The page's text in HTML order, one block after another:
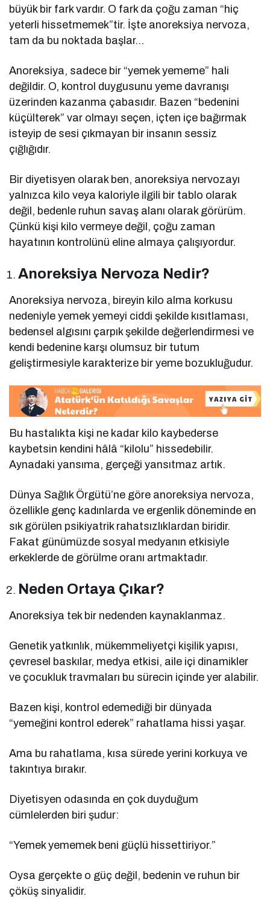
büyük bir fark vardır. O fark da çoğu zaman “hiç
yeterli hissetmemek”tir. İşte anoreksiya nervoza,
tam da bu noktada başlar…
Anoreksiya, sadece bir “yemek yememe” hali
değildir. O, kontrol duygusunu yeme davranışı
üzerinden kazanma çabasıdır. Bazen “bedenini
küçülterek” var olmayı seçen, içten içe bağırmak
isteyip de sesi çıkmayan bir insanın sessiz
çığlığıdır.
Bir diyetisyen olarak ben, anoreksiya nervozayı
yalnızca kilo veya kaloriyle ilgili bir tablo olarak
değil, bedenle ruhun savaş alanı olarak görürüm.
Çünkü kişi kilo vermeye değil, çoğu zaman
hayatının kontrolünü eline almaya çalışıyordur.
Anoreksiya Nervoza Nedir?
Anoreksiya nervoza, bireyin kilo alma korkusu
nedeniyle yemek yemeyi ciddi şekilde kısıtlaması,
bedensel algısını çarpık şekilde değerlendirmesi ve
kendi bedenine karşı olumsuz bir tutum
geliştirmesiyle karakterize bir yeme bozukluğudur.
Bu hastalıkta kişi ne kadar kilo kaybederse
kaybetsin kendini hâlâ “kilolu” hissedebilir.
Aynadaki yansıma, gerçeği yansıtmaz artık.
Dünya Sağlık Örgütü’ne göre anoreksiya nervoza,
özellikle genç kadınlarda ve ergenlik döneminde en
sık görülen psikiyatrik rahatsızlıklardan biridir.
Fakat günümüzde sosyal medyanın etkisiyle
erkeklerde de görülme oranı artmaktadır.
Neden Ortaya Çıkar?
Anoreksiya tek bir nedenden kaynaklanmaz.
Genetik yatkınlık, mükemmeliyetçi kişilik yapısı,
çevresel baskılar, medya etkisi, aile içi dinamikler
ve çocukluk travmaları bu sürecin içinde yer alabilir.
Bazen kişi, kontrol edemediği bir dünyada
“yemeğini kontrol ederek” rahatlama hissi yaşar.
Ama bu rahatlama, kısa sürede yerini korkuya ve
takıntıya bırakır.
Diyetisyen odasında en çok duyduğum
cümlelerden biri şudur:
“Yemek yememek beni güçlü hissettiriyor.”
Oysa gerçekte o güç değil, bedenin ve ruhun bir
çöküş sinyalidir.